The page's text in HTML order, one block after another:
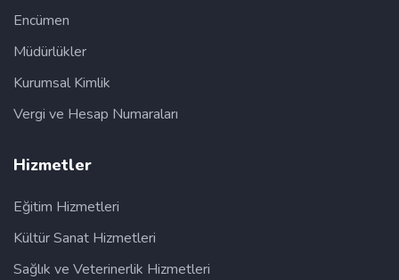
Encümen
Müdürlükler
Kurumsal Kimlik
Vergi ve Hesap Numaraları
Hizmetler
Eğitim Hizmetleri
Kültür Sanat Hizmetleri
Sağlık ve Veterinerlik Hizmetleri